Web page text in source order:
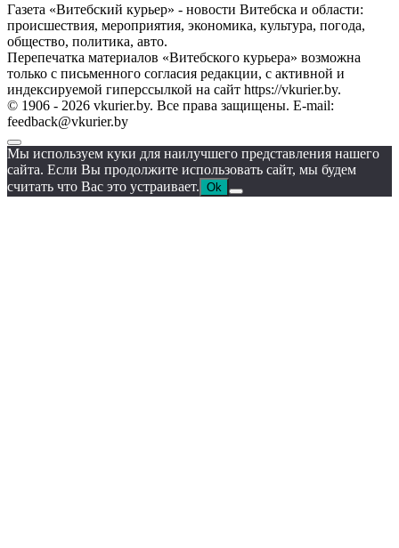
Газета «Витебский курьер» - новости Витебска и области:
происшествия, мероприятия, экономика, культура, погода,
общество, политика, авто.
Перепечатка материалов «Витебского курьера» возможна
только с письменного согласия редакции, с активной и
индексируемой гиперссылкой на сайт https://vkurier.by.
© 1906 - 2026 vkurier.by. Все права защищены. E-mail:
feedback@vkurier.by
Мы используем куки для наилучшего представления нашего
сайта. Если Вы продолжите использовать сайт, мы будем
считать что Вас это устраивает. Ok